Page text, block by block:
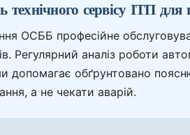
технічного сервісу ІТП
ОСББ професійне
Регулярний аналіз роботи
допомагає обґрунтовано
а не чекати аварій.